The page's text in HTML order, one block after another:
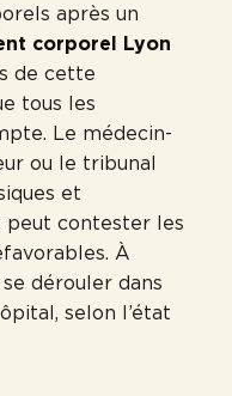
après un
corporel Lyon
de cette
tous les
Le médecin-
ou le tribunal
et
peut contester les
À
dérouler dans
selon l’état